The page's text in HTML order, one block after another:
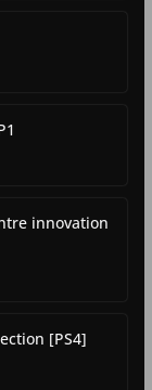
innovation
[PS4]